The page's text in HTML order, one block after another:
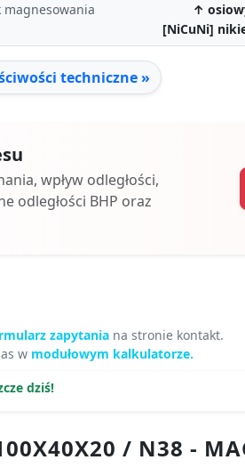
magnesowania
↑
[NiCuNi]
techniczne »
wpływ odległości,
odległości BHP oraz
zapytania na stronie kontakt.
w modułowym kalkulatorze.
dziś!
/ N38 -